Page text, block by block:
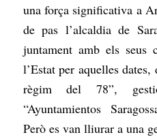
una força significativa a
de pas l’alcaldia de
juntament amb els seus
l’Estat per aquelles
règim del 78”,
“Ayuntamientos
Però es van lliurar a una